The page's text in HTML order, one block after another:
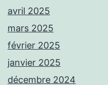
avril 2025
mars 2025
février 2025
janvier 2025
décembre 2024